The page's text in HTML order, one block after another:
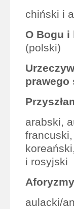
chiński i
O Bogu
(polski)
prawego
arabski,
i rosyjski
aulacki/